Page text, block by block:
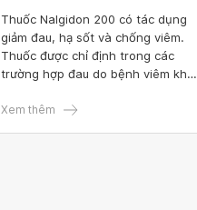
Thuốc Nalgidon 200 có tác dụng
giảm đau, hạ sốt và chống viêm.
Thuốc được chỉ định trong các
trường hợp đau do bệnh viêm khớp
lạnh, nhức đầu, bong gân, thâm
Xem thêm